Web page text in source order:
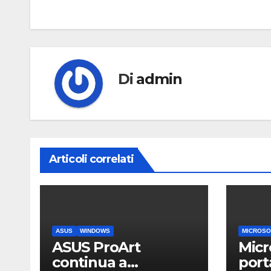
Di admin
Articoli correlati
ASUS WINDOWS
ASUS ProArt
continua a